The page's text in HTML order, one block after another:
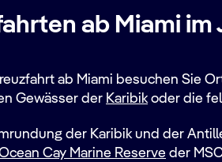
ab Miami im
ab Miami besuchen Sie
Gewässer der Karibikoder die
der Karibik und der
Cay Marine Reserve der